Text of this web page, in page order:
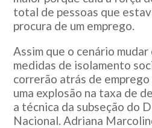
total de pessoas que
procura de um emprego.
Assim que o cenário mudar
medidas de isolamento
correrão atrás de
uma explosão na taxa de
a técnica da subseção do
Nacional. Adriana